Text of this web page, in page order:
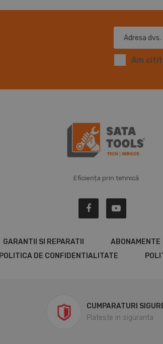
Am
Eficiența prin tehnică
GARANTII SI REPARATII ABONAMENTE
POLITICA DE CONFIDENTIALITATE
CUMPARATURI
Plateste in siguranta